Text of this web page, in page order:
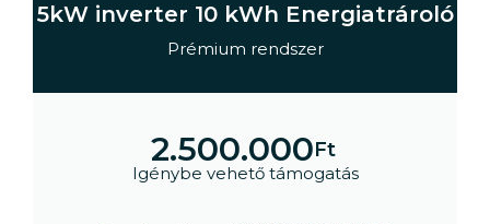
5kW inverter 10 kWh Energiatrároló
Prémium rendszer
2.500.000Ft
Igénybe vehető támogatás